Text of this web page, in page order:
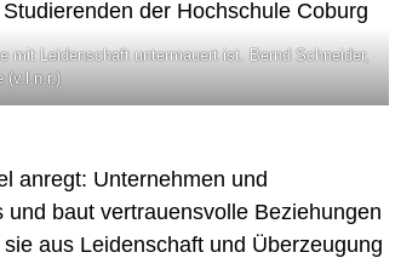
mit Leidenschaft untermauert ist. Bernd Schneider,
(v.l.n.r.)
anregt: Unternehmen und
baut vertrauensvolle Beziehungen
aus Leidenschaft und Überzeugung